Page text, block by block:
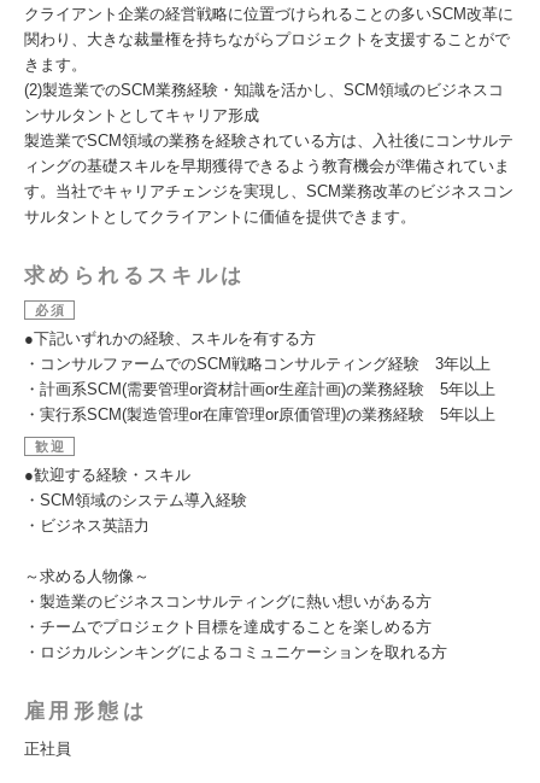
クライアント企業の経営戦略に位置づけられることの多いSCM改革に
関わり、大きな裁量権を持ちながらプロジェクトを支援することがで
きます。
(2)製造業でのSCM業務経験・知識を活かし、SCM領域のビジネスコ
ンサルタントとしてキャリア形成
製造業でSCM領域の業務を経験されている方は、入社後にコンサルテ
ィングの基礎スキルを早期獲得できるよう教育機会が準備されていま
す。当社でキャリアチェンジを実現し、SCM業務改革のビジネスコン
サルタントとしてクライアントに価値を提供できます。
求められるスキルは
必須
●下記いずれかの経験、スキルを有する方
・コンサルファームでのSCM戦略コンサルティング経験 3年以上
・計画系SCM(需要管理or資材計画or生産計画)の業務経験 5年以上
・実行系SCM(製造管理or在庫管理or原価管理)の業務経験 5年以上
歓迎
●歓迎する経験・スキル
・SCM領域のシステム導入経験
・ビジネス英語力
～求める人物像～
・製造業のビジネスコンサルティングに熱い想いがある方
・チームでプロジェクト目標を達成することを楽しめる方
・ロジカルシンキングによるコミュニケーションを取れる方
雇用形態は
正社員